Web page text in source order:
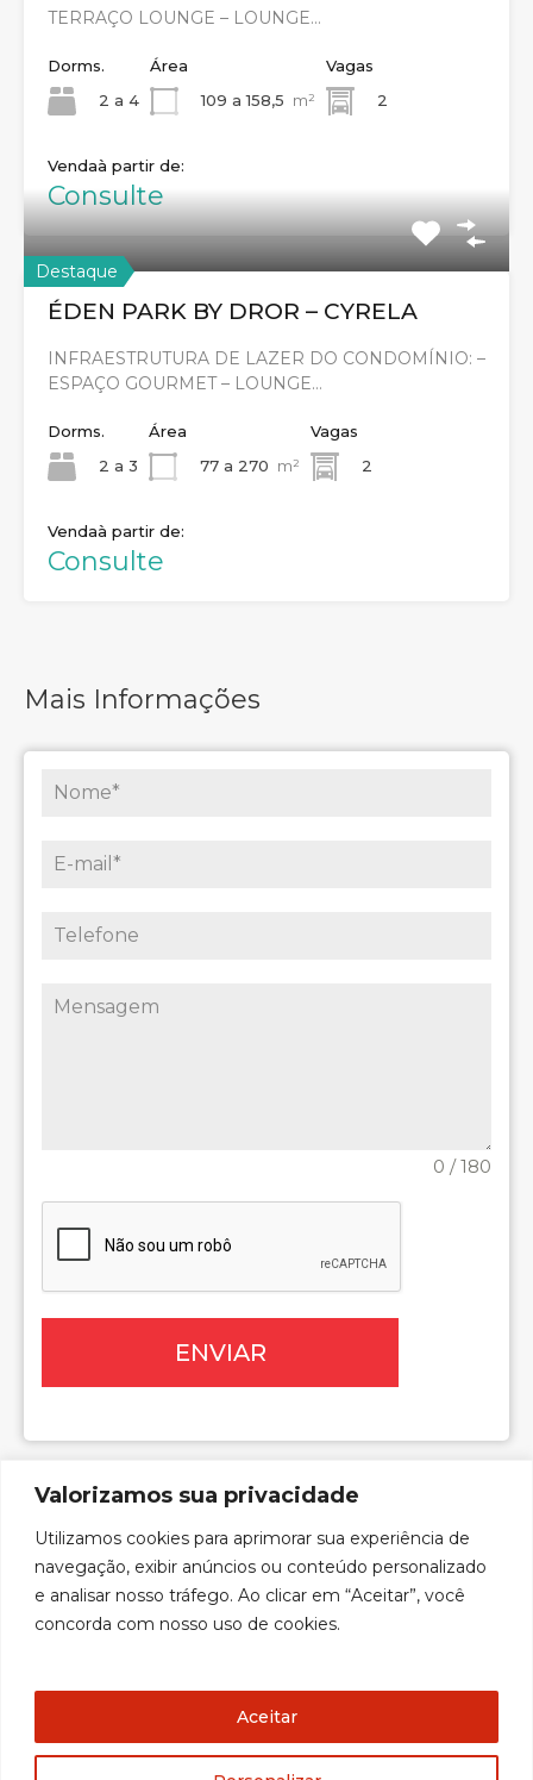
Valorizamos sua privacidade
Utilizamos cookies para aprimorar sua experiência de
navegação, exibir anúncios ou conteúdo personalizado
e analisar nosso tráfego. Ao clicar em “Aceitar”, você
concorda com nosso uso de cookies.
Aceitar
TERRAÇO LOUNGE – LOUNGE…
Dorms.
2 a 4
Área
109 a 158,5 m²
Vagas
2
Venda
Consulte
Destaque
ÉDEN PARK BY DROR – CYRELA
INFRAESTRUTURA DE LAZER DO CONDOMÍNIO: –
ESPAÇO GOURMET – LOUNGE…
Dorms.
2 a 3
Área
77 a 270 m²
Vagas
2
Venda
Consulte
Mais Informações
0 / 180
ENVIAR
desenvolvido por: